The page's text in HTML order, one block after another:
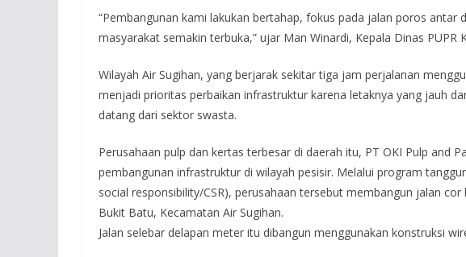
“Pembangunan kami lakukan bertahap, fokus pada jalan poros antar
masyarakat semakin terbuka,” ujar Man Winardi, Kepala Dinas PUPR
Wilayah Air Sugihan, yang berjarak sekitar tiga jam perjalanan
menjadi prioritas perbaikan infrastruktur karena letaknya yang jauh
datang dari sektor swasta.
Perusahaan pulp dan kertas terbesar di daerah itu, PT OKI Pulp and
pembangunan infrastruktur di wilayah pesisir. Melalui program
social responsibility/CSR), perusahaan tersebut membangun jalan
Bukit Batu, Kecamatan Air Sugihan.
Jalan selebar delapan meter itu dibangun menggunakan konstruksi